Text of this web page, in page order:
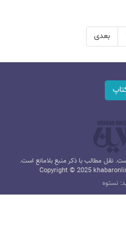
بعدی
نقل مطالب با ذکر منبع بلامانع است.
Copyright © 2025
نستوه